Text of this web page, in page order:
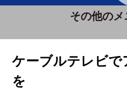
その他の
ケーブルテレビ
を